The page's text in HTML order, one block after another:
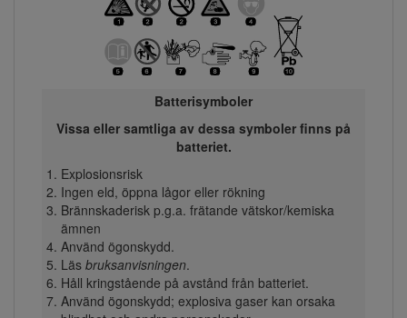
Batterisymboler
Vissa eller samtliga av dessa symboler finns på
batteriet.
Explosionsrisk
Ingen eld, öppna lågor eller rökning
Brännskaderisk p.g.a. frätande vätskor/kemiska
ämnen
Använd ögonskydd.
Läs bruksanvisningen.
Håll kringstående på avstånd från batteriet.
Använd ögonskydd; explosiva gaser kan orsaka